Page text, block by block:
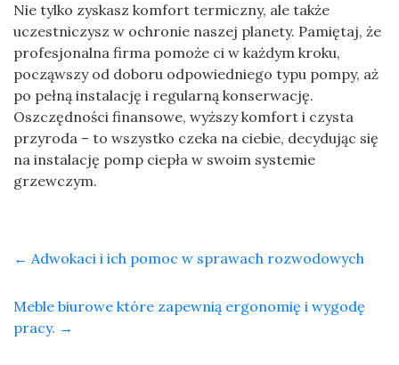
Nie tylko zyskasz komfort termiczny, ale także
uczestniczysz w ochronie naszej planety. Pamiętaj, że
profesjonalna firma pomoże ci w każdym kroku,
począwszy od doboru odpowiedniego typu pompy, aż
po pełną instalację i regularną konserwację.
Oszczędności finansowe, wyższy komfort i czysta
przyroda – to wszystko czeka na ciebie, decydując się
na instalację pomp ciepła w swoim systemie
grzewczym.
← Adwokaci i ich pomoc w sprawach rozwodowych
Meble biurowe które zapewnią ergonomię i wygodę
pracy. →